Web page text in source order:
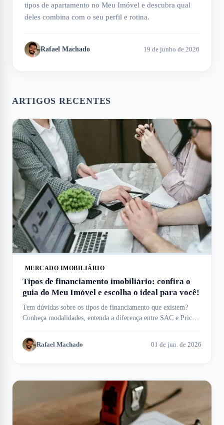
tipos de apartamento no Meu Imóvel e descubra qual
deles combina com o seu perfil e rotina.
Rafael Machado 19 de junho de 2026
ARTIGOS RECENTES
MERCADO IMOBILIÁRIO
Tipos de financiamento imobiliário: confira o
guia do Meu Imóvel e escolha o ideal para você!
Tem dúvidas sobre os tipos de financiamento que existem?
Conheça modalidades, entenda a diferença entre SAC e Price e
Rafael Machado 01 de jun. de 2026